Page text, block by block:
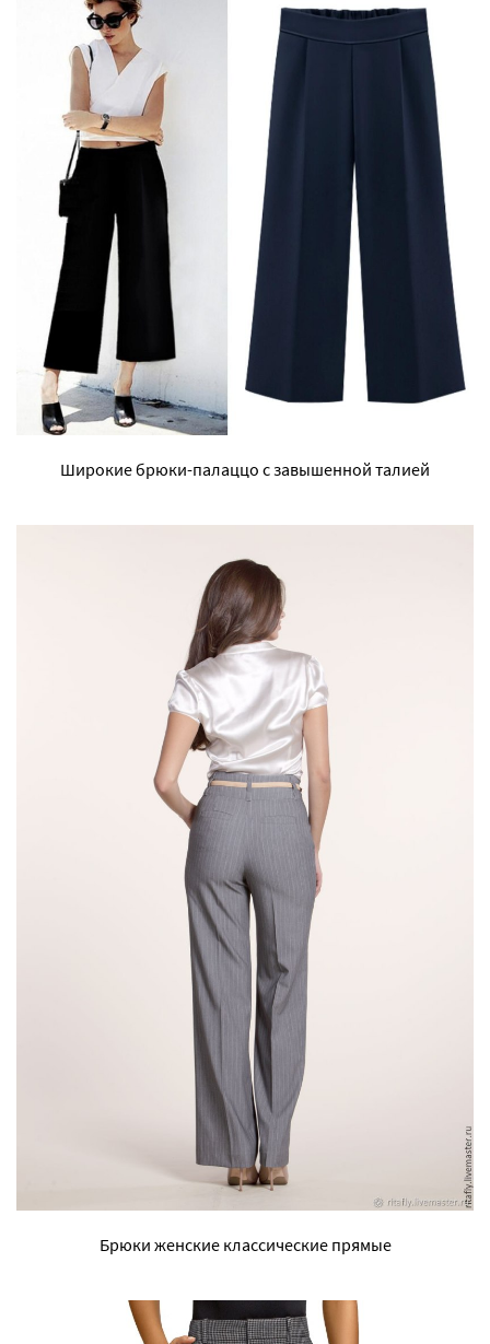
Широкие брюки-палаццо с завышенной талией
Брюки женские классические прямые